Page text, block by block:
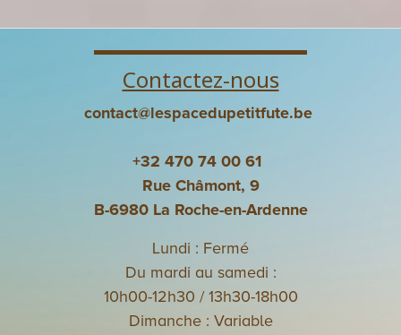
Contactez-nous
contact@lespacedupetitfute.be
+32 470 74 00 61
Rue Châmont, 9
B-6980 La Roche-en-Ardenne
Lundi : Fermé
Du mardi au samedi :
10h00-12h30 / 13h30-18h00
Dimanche : Variable